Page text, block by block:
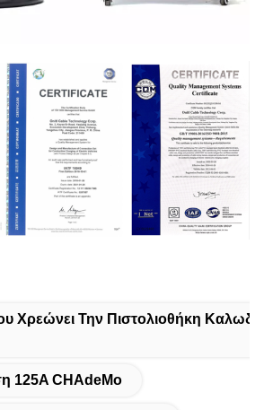
Χρεώνει Την Πιστολιοθήκη
125A CHAdeMo